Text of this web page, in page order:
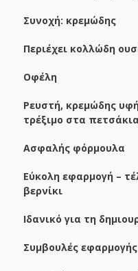
Συνοχή: κρεμώδης
Περιέχει κολλώδη
Οφέλη
Ρευστή, κρεμώδης
τρέξιμο στα πετσάκια
Ασφαλής φόρμουλα
Εύκολη εφαρμογή –
βερνίκι
Ιδανικό για τη
Συμβουλές εφαρμογής